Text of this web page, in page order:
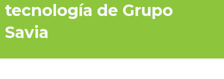
tecnología de Grupo
Savia